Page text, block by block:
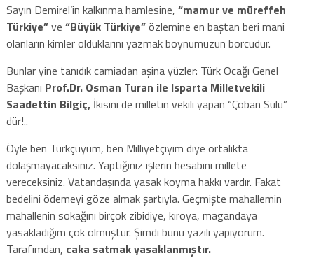
Sayın Demirel’in kalkınma hamlesine, “mamur ve müreffeh
Türkiye”ve “Büyük Türkiye”özlemine en baştan beri mani
olanların kimler olduklarını yazmak boynumuzun borcudur.
Bunlar yine tanıdık camiadan aşina yüzler: Türk Ocağı Genel
Başkanı Prof.Dr. Osman Turan ile Isparta Milletvekili
Saadettin Bilgiç,İkisini de milletin vekili yapan “Çoban Sülü”
dür!..
Öyle ben Türkçüyüm, ben Milliyetçiyim diye ortalıkta
dolaşmayacaksınız. Yaptığınız işlerin hesabını millete
vereceksiniz. Vatandaşında yasak koyma hakkı vardır. Fakat
bedelini ödemeyi göze almak şartıyla. Geçmişte mahallemin
mahallenin sokağını birçok zibidiye, kıroya, magandaya
yasakladığım çok olmuştur. Şimdi bunu yazılı yapıyorum.
Tarafımdan, caka satmak yasaklanmıştır.